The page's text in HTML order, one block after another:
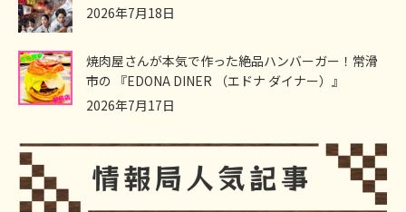
2026年7月18日
焼肉屋さんが本気で作った絶品ハンバーガー！常滑
市の 『EDONA DINER （エドナ ダイナー）』
2026年7月17日